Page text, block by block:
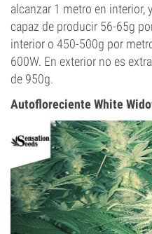
alcanzar 1 metro en interior,
capaz de producir 56-65g
interior o 450-500g por
600W. En exterior no es
de 950g.
Autofloreciente White